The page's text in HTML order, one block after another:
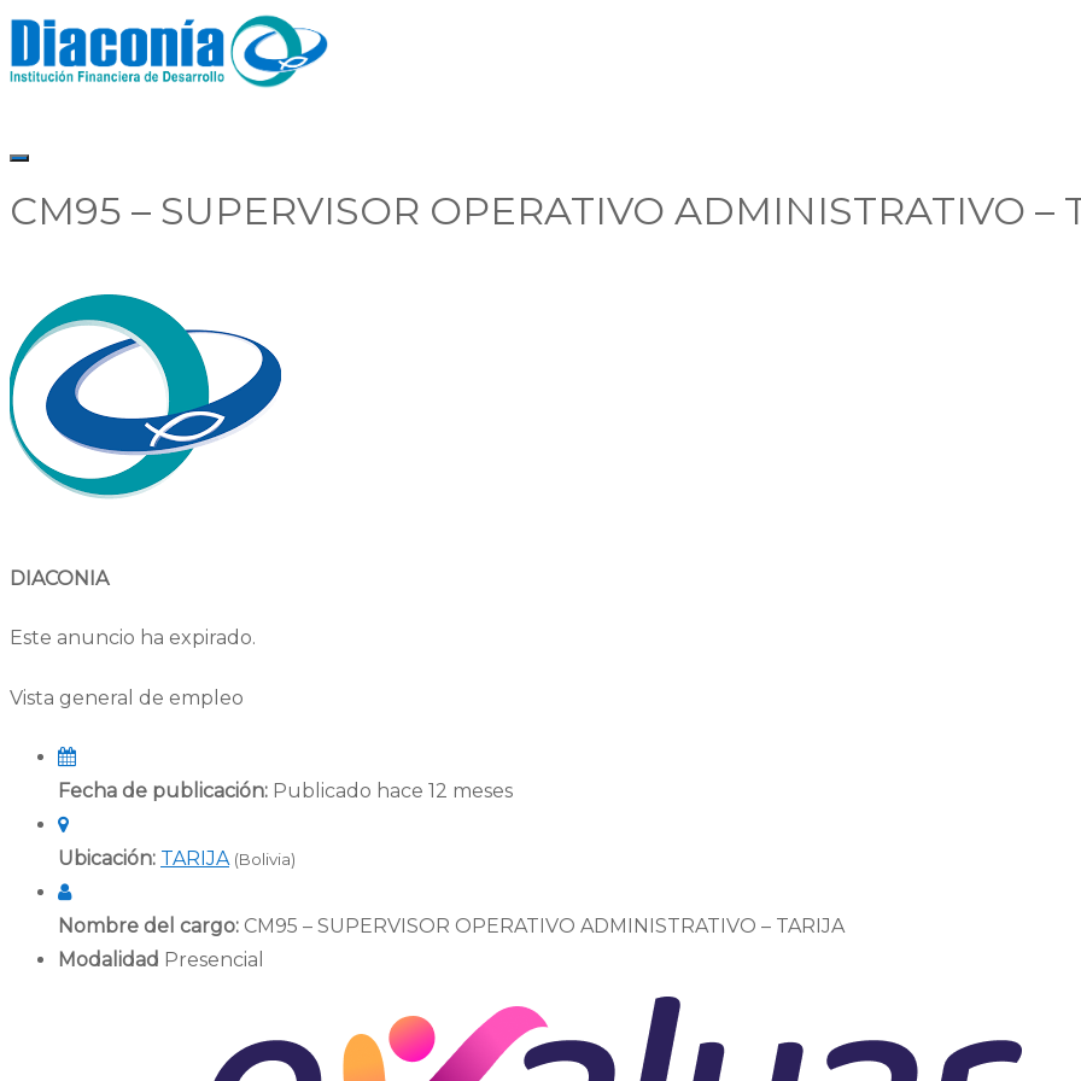
CM95 – SUPERVISOR OPERATIVO ADMINISTRATIVO –
DIACONIA
Este anuncio ha expirado.
Vista general de empleo
Fecha de publicación: Publicado hace 12 meses
Ubicación: TARIJA (Bolivia)
Nombre del cargo: CM95 – SUPERVISOR OPERATIVO ADMINISTRATIVO – TARIJA
Modalidad Presencial